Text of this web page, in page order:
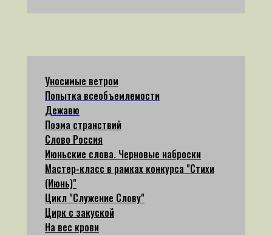
Уносимые ветром
Попытка всеобъемлемости
Дежавю
Поэма странствий
Слово Россия
Июньские слова. Черновые наброски
Мастер-класс в рамках конкурса "Стихи
(Июнь)"
Цикл "Служение Слову"
Цирк с закуской
На вес крови